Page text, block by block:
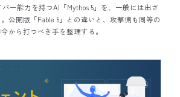
ー能力を持つAI「Mythos 5」を、一般には出さ
公開版「Fable 5」との違いと、攻撃側も同等の
から打つべき手を整理する。